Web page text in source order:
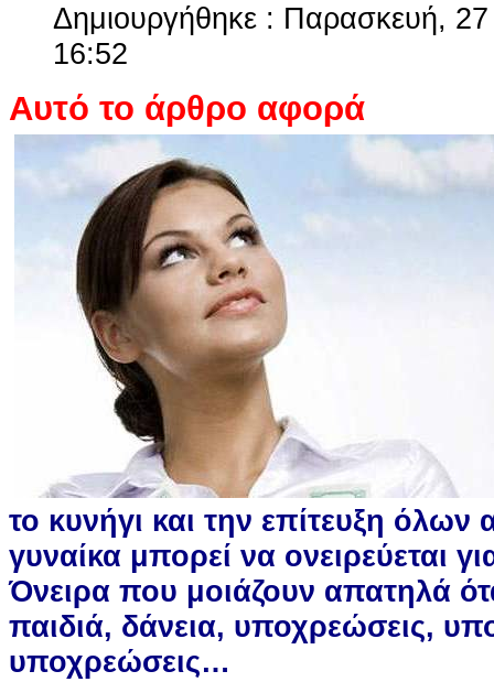
Δημιουργήθηκε : Παρασκευή,
16:52
Αυτό το άρθρο αφορά
το κυνήγι και την επίτευξη
γυναίκα μπορεί να ονειρεύεται
Όνειρα που μοιάζουν απατηλά
παιδιά, δάνεια, υποχρεώσεις,
υποχρεώσεις…